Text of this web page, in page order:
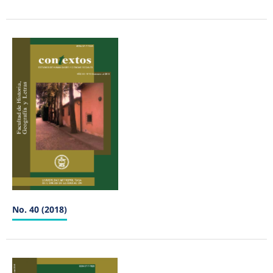
No. 40 (2018)